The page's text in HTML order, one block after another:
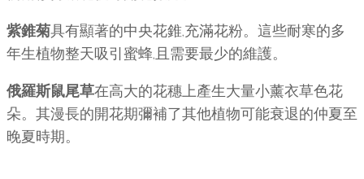
紫錐菊具有顯著的中央花錐,充滿花粉。這些耐寒的多
年生植物整天吸引蜜蜂,且需要最少的維護。
俄羅斯鼠尾草在高大的花穗上產生大量小薰衣草色花
朵。其漫長的開花期彌補了其他植物可能衰退的仲夏至
晚夏時期。